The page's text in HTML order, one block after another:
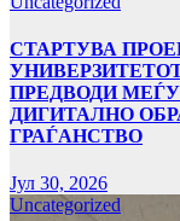
СТАРТУВА
ПРЕДВОДИ
ДИГИТАЛНО
ГРАЃАНСТВО
Јул 30, 2026
Uncategorized